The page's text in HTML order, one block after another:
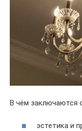
В чём заключаются
эстетика и